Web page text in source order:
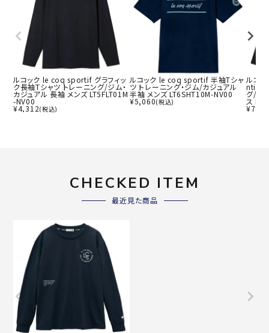
ルコック le coq sportif グラフィッ
ク長袖Tシャツ トレーニング/ジム・
カジュアル 長袖 メンズ LT5FLT01M
-NV00
¥4,312(税込)
ルコック le coq sportif 半袖Tシャ
ツ トレーニング・ジム/カジュアル
半袖 メンズ LT6SHT10M-NV00
¥5,060(税込)
ルコ
ntialク
グ/ジ
ス
¥
CHECKED ITEM
最近見た商品